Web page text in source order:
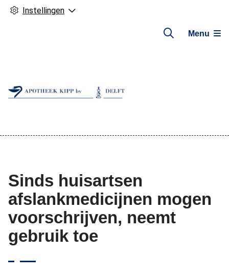
Instellingen
Menu
Sinds huisartsen
afslankmedicijnen mogen
voorschrijven, neemt
gebruik toe